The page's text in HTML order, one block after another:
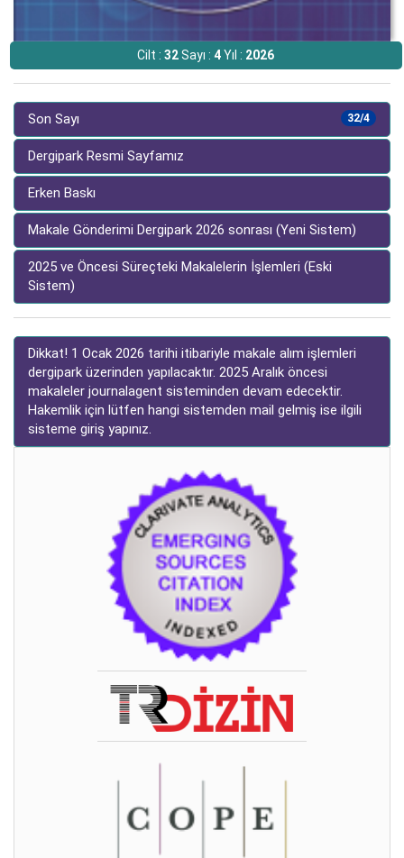
Cilt :32Sayı :4Yıl : 2026
32/4
Son Sayı
Dergipark Resmi Sayfamız
Erken Baskı
Makale Gönderimi Dergipark 2026 sonrası (Yeni Sistem)
2025 ve Öncesi Süreçteki Makalelerin İşlemleri (Eski
Sistem)
Dikkat! 1 Ocak 2026 tarihi itibariyle makale alım işlemleri
dergipark üzerinden yapılacaktır. 2025 Aralık öncesi
makaleler journalagent sisteminden devam edecektir.
Hakemlik için lütfen hangi sistemden mail gelmiş ise ilgili
sisteme giriş yapınız.